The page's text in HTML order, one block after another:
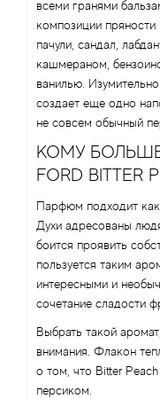
всеми гранями
композиции пряности
пачули, сандал,
кашмераном,
ванилью.
создает еще одно
не совсем обычный
КОМУ
FORD BITTER
Парфюм подходит
Духи адресованы
боится проявить
пользуется таким
интересными и
сочетание сладости
Выбрать такой
внимания. Флакон
о том, что Bitter
персиком.